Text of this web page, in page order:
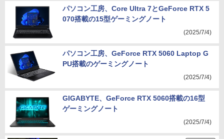
パソコン工房、Core Ultra 7とGeForce RTX 5
070搭載の15型ゲーミングノート
(2025/7/4)
パソコン工房、GeForce RTX 5060 Laptop G
PU搭載のゲーミングノート
(2025/7/4)
GIGABYTE、GeForce RTX 5060搭載の16型
ゲーミングノート
(2025/7/4)